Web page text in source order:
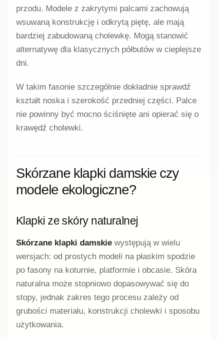
przodu. Modele z zakrytymi palcami zachowują
wsuwaną konstrukcję i odkrytą piętę, ale mają
bardziej zabudowaną cholewkę. Mogą stanowić
alternatywę dla klasycznych półbutów w cieplejsze
dni.
W takim fasonie szczególnie dokładnie sprawdź
kształt noska i szerokość przedniej części. Palce
nie powinny być mocno ściśnięte ani opierać się o
krawędź cholewki.
Skórzane klapki damskie czy
modele ekologiczne?
Klapki ze skóry naturalnej
Skórzane klapki damskie występują w wielu
wersjach: od prostych modeli na płaskim spodzie
po fasony na koturnie, platformie i obcasie. Skóra
naturalna może stopniowo dopasowywać się do
stopy, jednak zakres tego procesu zależy od
grubości materiału, konstrukcji cholewki i sposobu
użytkowania.